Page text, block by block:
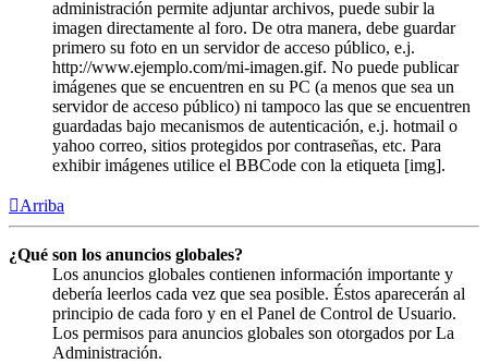
administración permite adjuntar archivos, puede subir la
imagen directamente al foro. De otra manera, debe guardar
primero su foto en un servidor de acceso público, e.j.
http://www.ejemplo.com/mi-imagen.gif. No puede publicar
imágenes que se encuentren en su PC (a menos que sea un
servidor de acceso público) ni tampoco las que se encuentren
guardadas bajo mecanismos de autenticación, e.j. hotmail o
yahoo correo, sitios protegidos por contraseñas, etc. Para
exhibir imágenes utilice el BBCode con la etiqueta [img].
Arriba
¿Qué son los anuncios globales?
Los anuncios globales contienen información importante y
debería leerlos cada vez que sea posible. Éstos aparecerán al
principio de cada foro y en el Panel de Control de Usuario.
Los permisos para anuncios globales son otorgados por La
Administración.